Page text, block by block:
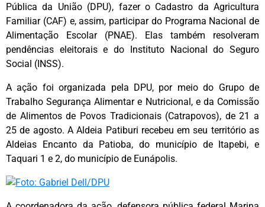
Pública da União (DPU), fazer o Cadastro da Agricultura
Familiar (CAF) e, assim, participar do Programa Nacional de
Alimentação Escolar (PNAE). Elas também resolveram
pendências eleitorais e do Instituto Nacional do Seguro
Social (INSS).
A ação foi organizada pela DPU, por meio do Grupo de
Trabalho Segurança Alimentar e Nutricional, e da Comissão
de Alimentos de Povos Tradicionais (Catrapovos), de 21 a
25 de agosto. A Aldeia Patiburi recebeu em seu território as
Aldeias Encanto da Patioba, do município de Itapebi, e
Taquari 1 e 2, do município de Eunápolis.